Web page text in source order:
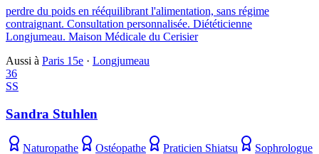
perdre du poids en rééquilibrant l'alimentation, sans régime
contraignant. Consultation personnalisée. Diététicienne
Longjumeau. Maison Médicale du Cerisier
Aussi à Paris 15e · Longjumeau
36
SS
Sandra Stuhlen
Naturopathe Ostéopathe Praticien Shiatsu
Sophrologue